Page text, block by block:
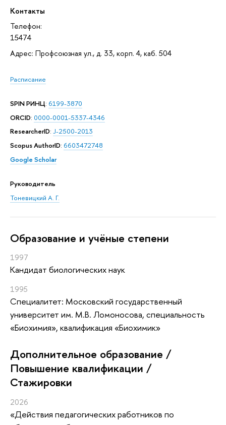
Контакты
Телефон:
15474
Адрес: Профсоюзная ул., д. 33, корп. 4, каб. 504
Расписание
SPIN РИНЦ: 6199-3870
ORCID: 0000-0001-5337-4346
ResearcherID: J-2500-2013
Scopus AuthorID: 6603472748
Google Scholar
Руководитель
Тоневицкий А. Г.
Oбразование и учёные степени
1997
Кандидат биологических наук
1995
Специалитет: Московский государственный
университет им. М.В. Ломоносова, специальность
«Биохимия», квалификация «Биохимик»
Дополнительное образование /
Повышение квалификации /
Стажировки
2026
«Действия педагогических работников по